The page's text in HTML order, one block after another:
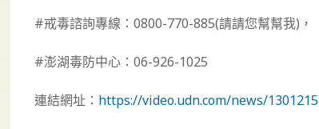
#戒毒諮詢專線：0800-770-885(請請您幫幫我)，
#澎湖毒防中心：06-926-1025
連結網址： https://video.udn.com/news/1301215